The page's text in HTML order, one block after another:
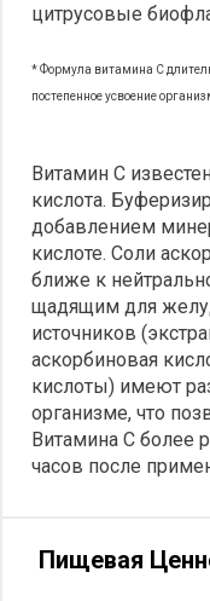
цитрусовые
* Формула витамина С
постепенное усвоение
Витамин С
кислота.
добавлением
кислоте. Соли
ближе к
щадящим для
источников
аскорбиновая
кислоты) имеют
организме, что
Витамина С более
часов после
Пищевая